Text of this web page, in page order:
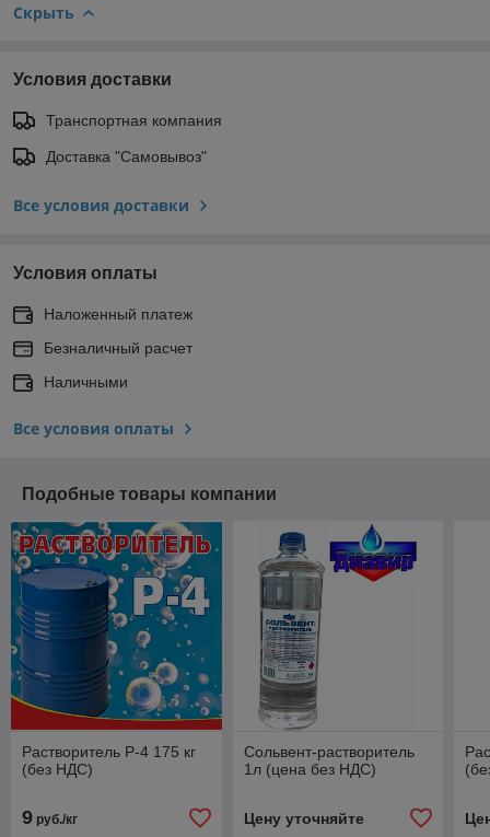
Скрыть
Условия доставки
Транспортная компания
Доставка "Самовывоз"
Все условия доставки
Условия оплаты
Наложенный платеж
Безналичный расчет
Наличными
Все условия оплаты
Подобные товары компании
Растворитель Р-4 175 кг
(без НДС)
9 руб./кг
Сольвент-растворитель
1л (цена без НДС)
Цену уточняйте